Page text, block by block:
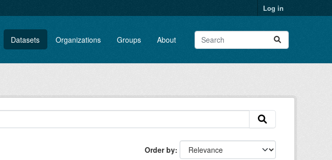
Log in
Datasets Organizations Groups About
Order by